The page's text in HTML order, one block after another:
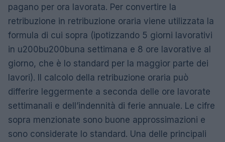
pagano per ora lavorata. Per convertire la
retribuzione in retribuzione oraria viene utilizzata la
formula di cui sopra (ipotizzando 5 giorni lavorativi
in u200bu200buna settimana e 8 ore lavorative al
giorno, che è lo standard per la maggior parte dei
lavori). Il calcolo della retribuzione oraria può
differire leggermente a seconda delle ore lavorate
settimanali e dell’indennità di ferie annuale. Le cifre
sopra menzionate sono buone approssimazioni e
sono considerate lo standard. Una delle principali